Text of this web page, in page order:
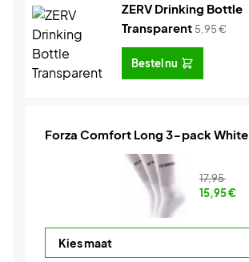
ZERV Drinking Bottle
Transparent 5,95€
Bestel nu
Forza Comfort Long 3-pack White
17,95
15,95€